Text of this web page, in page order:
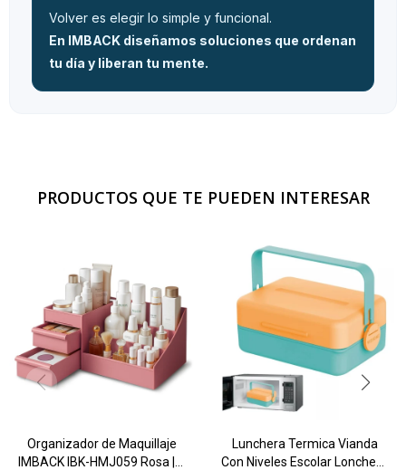
Volver es elegir lo simple y funcional.
En IMBACK diseñamos soluciones que ordenan
tu día y liberan tu mente.
PRODUCTOS QUE TE PUEDEN INTERESAR
Organizador de Maquillaje
IMBACK IBK-HMJ059 Rosa | 2
Lunchera Termica Vianda
Con Niveles Escolar Lonchera